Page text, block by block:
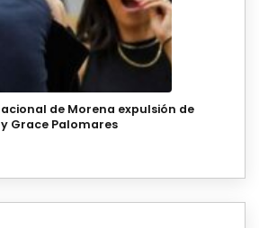
de Morena expulsión de
Grace Palomares